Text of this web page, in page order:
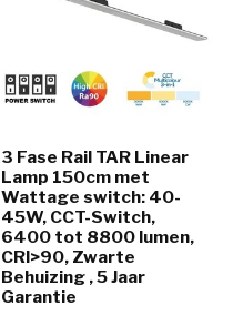
3 Fase Rail TAR Linear
Lamp 150cm met
Wattage switch: 40-
45W, CCT-Switch,
6400 tot 8800 lumen,
CRI>90, Zwarte
Behuizing , 5 Jaar
Garantie